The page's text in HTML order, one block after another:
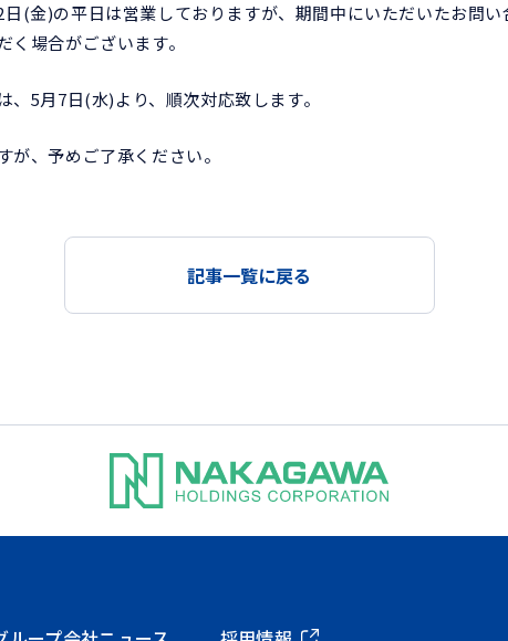
(金)の平日は営業しておりますが、期間中にいただいたお問
く場合がございます。
、5月7日(水)より、順次対応致します。
が、予めご了承ください。
記事一覧に戻る